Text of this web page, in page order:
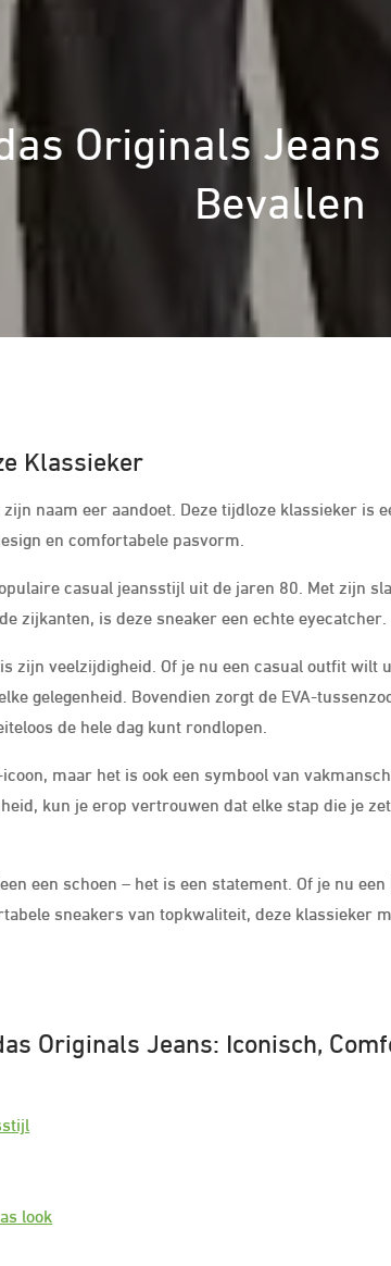
Originals
Bevallen
Klassieker
naam eer aandoet. Deze tijdloze klassieker is
en comfortabele pasvorm.
casual jeansstijl uit de jaren 80. Met zijn
zijkanten, is deze sneaker een echte eyecatcher.
zijn veelzijdigheid. Of je nu een casual outfit wilt
gelegenheid. Bovendien zorgt de EVA-
de hele dag kunt rondlopen.
maar het is ook een symbool van
kun je erop vertrouwen dat elke stap die je
een schoen – het is een statement. Of je nu
sneakers van topkwaliteit, deze klassieker
Originals Jeans: Iconisch,
look